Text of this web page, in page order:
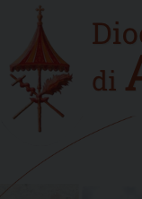
content
Home
new